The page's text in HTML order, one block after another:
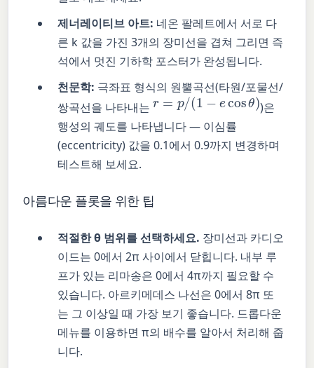
제너레이티브 아트: 네온 팔레트에서 서로 다
른 k 값을 가진 3개의 장미선을 겹쳐 그리면 즉
석에서 멋진 기하학 포스터가 완성됩니다.
천문학: 극좌표 형식의 원뿔곡선(타원/포물선/
쌍곡선을 나타내는
r= p/(1−ecosθ)
)은
행성의 궤도를 나타냅니다 — 이심률
(eccentricity) 값을 0.1에서 0.9까지 변경하며
테스트해 보세요.
아름다운 플롯을 위한 팁
적절한 θ 범위를 선택하세요. 장미선과 카디오
이드는 0에서 2π 사이에서 닫힙니다. 내부 루
프가 있는 리마송은 0에서 4π까지 필요할 수
있습니다. 아르키메데스 나선은 0에서 8π 또
는 그 이상일 때 가장 보기 좋습니다. 드롭다운
메뉴를 이용하면 π의 배수를 알아서 처리해 줍
니다.